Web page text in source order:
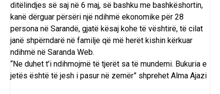
ditëlindjes së saj në 6 maj, së bashku me bashkëshortin,
kanë dërguar përsëri një ndihmë ekonomike për 28
persona në Sarandë, gjatë kësaj kohe të vështirë, të cilat
janë shpërndarë në familje që më herët kishin kërkuar
ndihmë në Saranda Web.
“Ne duhet t’i ndihmojmë të tjerët sa të mundemi. Bukuria e
jetës është të jesh i pasur në zemër” shprehet Alma Ajazi